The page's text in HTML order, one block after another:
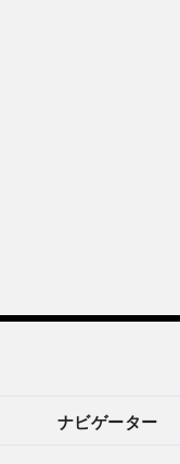
ナビゲーター